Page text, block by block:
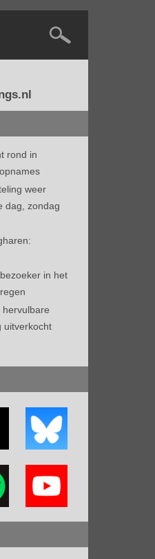
rond in
weer
dag, zondag
in het
uitverkocht